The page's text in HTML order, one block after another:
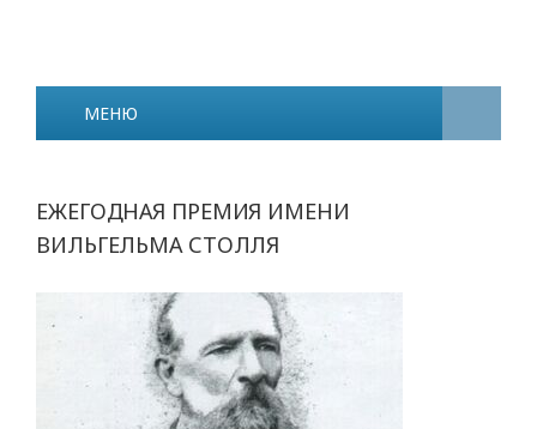
МЕНЮ
ЕЖЕГОДНАЯ ПРЕМИЯ ИМЕНИ
ВИЛЬГЕЛЬМА СТОЛЛЯ